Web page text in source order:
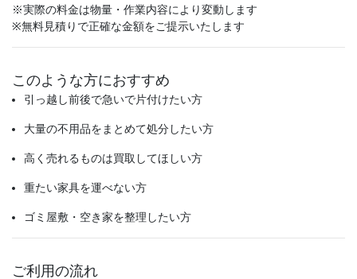
※実際の料金は物量・作業内容により変動します
※無料見積りで正確な金額をご提示いたします
このような方におすすめ
引っ越し前後で急いで片付けたい方
大量の不用品をまとめて処分したい方
高く売れるものは買取してほしい方
重たい家具を運べない方
ゴミ屋敷・空き家を整理したい方
ご利用の流れ